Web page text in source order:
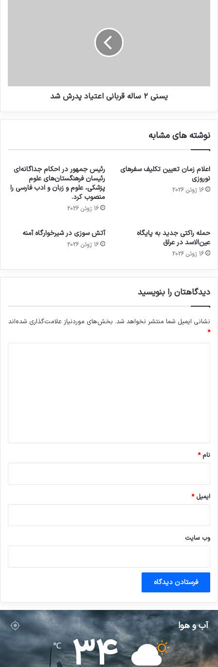
یسنی ۲ ساله قربانی اعتیاد پدرش شد
نوشته های مشابه
اعلام زمان تعیین تکلیف سفرهای
نوروزی
16 ژوئن 2026
رئیس جمهور در احکام جداگانه‌ای
رئیسان فرهنگستان‌های علوم
پزشکی، علوم و زبان و ادب فارسی را
منصوب کرد.
16 ژوئن 2026
حمله راکتی جدید به پایگاه
عین‌الاسد در عراق
16 ژوئن 2026
آتش سوزی در شیرخوارگاه آمنه
16 ژوئن 2026
دیدگاهتان را بنویسید
نشانی ایمیل شما منتشر نخواهد شد. بخش‌های موردنیاز علامت‌گذاری شده‌اند
*
نام*
ایمیل*
وب‌ سایت
آب و هوا
34
℃